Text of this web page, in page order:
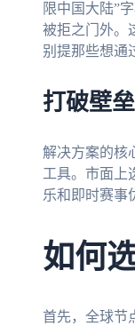
限中国大陆”
被拒之门外。
别提那些想通
打破壁
解决方案的核
工具。市面上
乐和即时赛事
如何
首先，全球节